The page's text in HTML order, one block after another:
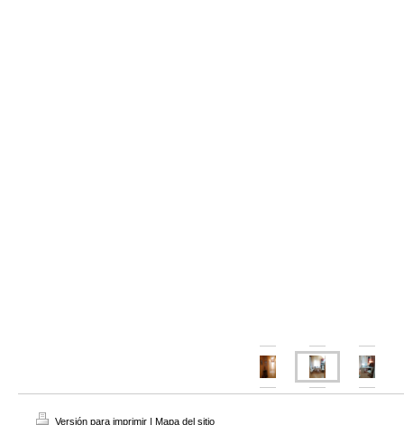
Versión para imprimir | Mapa del sitio